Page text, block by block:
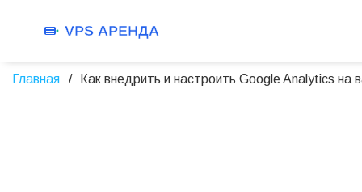
Главная Как внедрить и настроить Google Analytics на